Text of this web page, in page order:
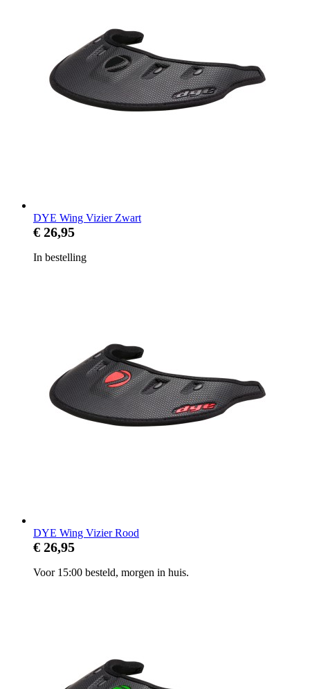
DYE Wing Vizier Zwart
€ 26,95
In bestelling
DYE Wing Vizier Rood
€ 26,95
Voor 15:00 besteld, morgen in huis.